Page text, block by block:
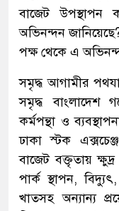
বাজেট
অভিনন্দন
পক্ষ থেকে এ
সমৃদ্ধ আগামীর
সমৃদ্ধ বাংলাদেশ
কর্মপন্থা ও
ঢাকা স্টক
বাজেট বক্তৃতায়
পার্ক স্থাপন,
খাতসহ অন্যান্য